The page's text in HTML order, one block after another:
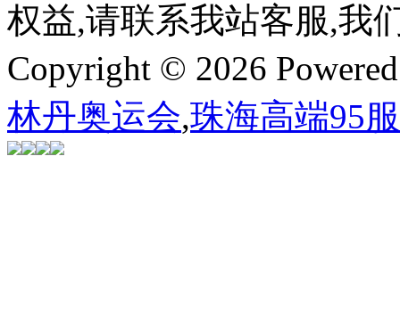
权益,请联系我站客服,我
Copyright © 2026
林丹奥运会,珠海高端95